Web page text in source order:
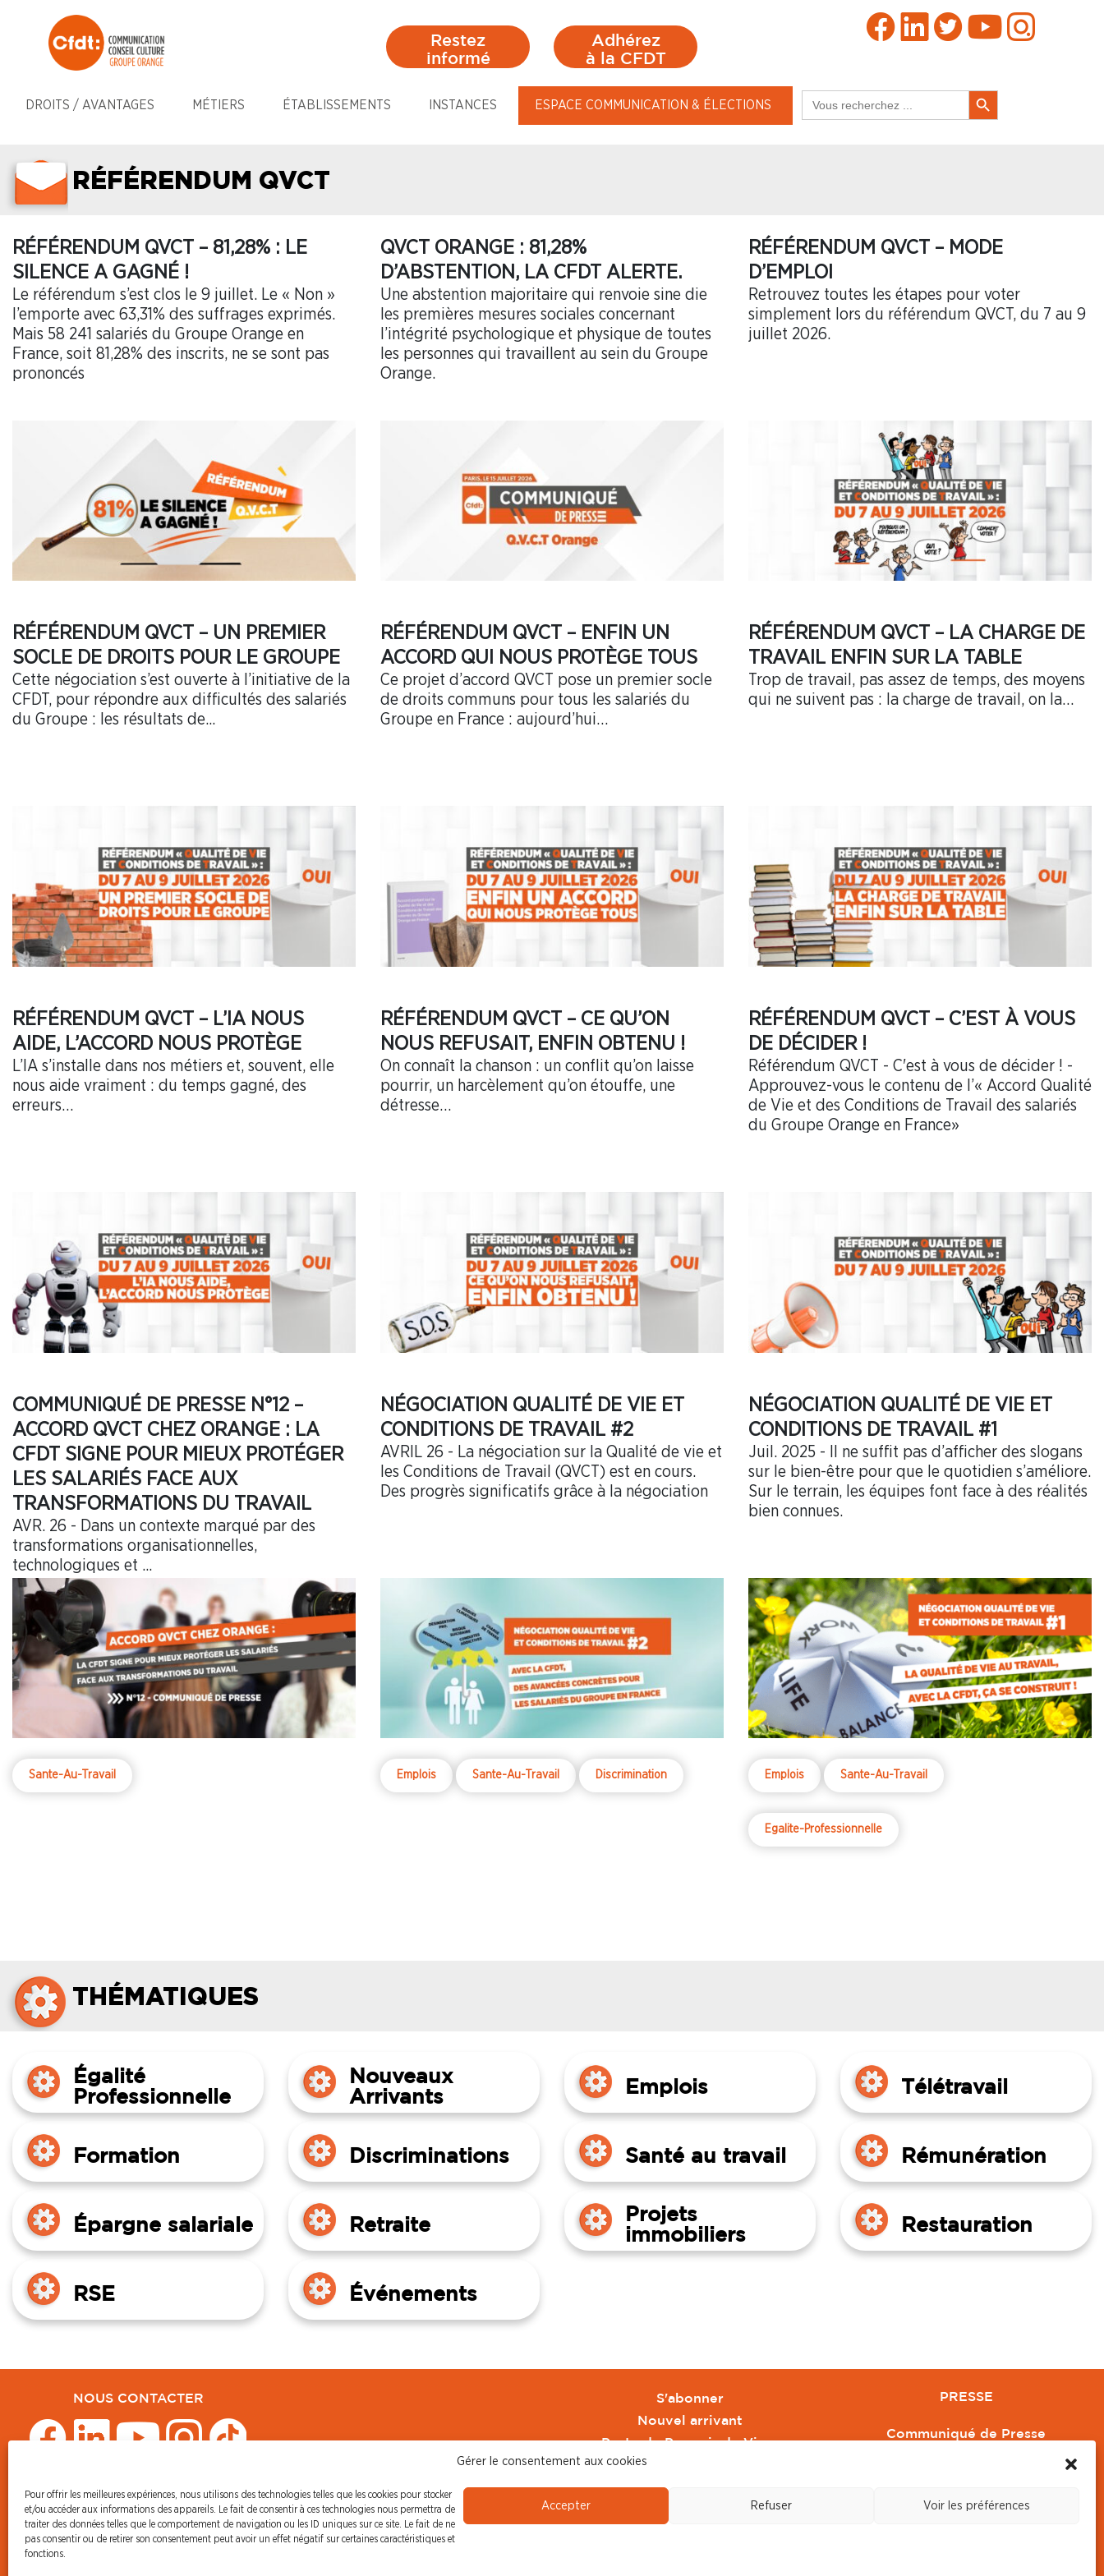
Gérer le consentement aux cookies
Pour offrir les meilleures expériences, nous utilisons des technologies telles que les cookies pour stocker
et/ou accéder aux informations des appareils. Le fait de consentir à ces technologies nous permettra de
traiter des données telles que le comportement de navigation ou les ID uniques sur ce site. Le fait de ne
pas consentir ou de retirer son consentement peut avoir un effet négatif sur certaines caractéristiques et
fonctions.
Accepter Refuser Voir les préférences
Restez
informé
Adhérez
à la CFDT
DROITS / AVANTAGES MÉTIERS ÉTABLISSEMENTS INSTANCES ESPACE COMMUNICATION & ÉLECTIONS
for:
Search Button
RÉFÉRENDUM QVCT
RÉFÉRENDUM QVCT – 81,28% : LE
SILENCE A GAGNÉ !
Le référendum s’est clos le 9 juillet. Le « Non »
l’emporte avec 63,31% des suffrages exprimés.
Mais 58 241 salariés du Groupe Orange en
France, soit 81,28% des inscrits, ne se sont pas
prononcés
QVCT ORANGE : 81,28%
D’ABSTENTION, LA CFDT ALERTE.
Une abstention majoritaire qui renvoie sine die
les premières mesures sociales concernant
l’intégrité psychologique et physique de toutes
les personnes qui travaillent au sein du Groupe
Orange.
RÉFÉRENDUM QVCT – MODE
D’EMPLOI
Retrouvez toutes les étapes pour voter
simplement lors du référendum QVCT, du 7 au 9
juillet 2026.
RÉFÉRENDUM QVCT – UN PREMIER
SOCLE DE DROITS POUR LE GROUPE
Cette négociation s’est ouverte à l’initiative de la
CFDT, pour répondre aux difficultés des salariés
du Groupe : les résultats de...
RÉFÉRENDUM QVCT – ENFIN UN
ACCORD QUI NOUS PROTÈGE TOUS
Ce projet d’accord QVCT pose un premier socle
de droits communs pour tous les salariés du
Groupe en France : aujourd’hui…
RÉFÉRENDUM QVCT – LA CHARGE DE
TRAVAIL ENFIN SUR LA TABLE
Trop de travail, pas assez de temps, des moyens
qui ne suivent pas : la charge de travail, on la…
RÉFÉRENDUM QVCT – L’IA NOUS
AIDE, L’ACCORD NOUS PROTÈGE
L’IA s’installe dans nos métiers et, souvent, elle
nous aide vraiment : du temps gagné, des
erreurs…
RÉFÉRENDUM QVCT – CE QU’ON
NOUS REFUSAIT, ENFIN OBTENU !
On connaît la chanson : un conflit qu’on laisse
pourrir, un harcèlement qu’on étouffe, une
détresse…
RÉFÉRENDUM QVCT – C’EST À VOUS
DE DÉCIDER !
Référendum QVCT - C'est à vous de décider ! -
Approuvez-vous le contenu de l’« Accord Qualité
de Vie et des Conditions de Travail des salariés
du Groupe Orange en France»
COMMUNIQUÉ DE PRESSE N°12 –
ACCORD QVCT CHEZ ORANGE : LA
CFDT SIGNE POUR MIEUX PROTÉGER
LES SALARIÉS FACE AUX
TRANSFORMATIONS DU TRAVAIL
AVR. 26 - Dans un contexte marqué par des
transformations organisationnelles,
technologiques et ...
Sante-Au-Travail
NÉGOCIATION QUALITÉ DE VIE ET
CONDITIONS DE TRAVAIL #2
AVRIL 26 - La négociation sur la Qualité de vie et
les Conditions de Travail (QVCT) est en cours.
Des progrès significatifs grâce à la négociation
Emplois Sante-Au-Travail Discrimination
NÉGOCIATION QUALITÉ DE VIE ET
CONDITIONS DE TRAVAIL #1
Juil. 2025 - Il ne suffit pas d’afficher des slogans
sur le bien-être pour que le quotidien s’améliore.
Sur le terrain, les équipes font face à des réalités
bien connues.
Emplois Sante-Au-Travail
Egalite-Professionnelle
THÉMATIQUES
Égalité
Professionnelle
Nouveaux
Arrivants
Emplois Télétravail
Formation Discriminations Santé au travail Rémunération
Épargne salariale Retraite
Projets
immobiliers
Restauration
RSE Événements
NOUS CONTACTER
© CFDT Orange
47 AVENUE SIMON BOLIVAR
75950 PARIS CEDEX 19
S'abonner
Nouvel arrivant
Pacte de Pouvoir de Vivre
Toute l'actu CFDT Orange
PRESSE
Communiqué de Presse